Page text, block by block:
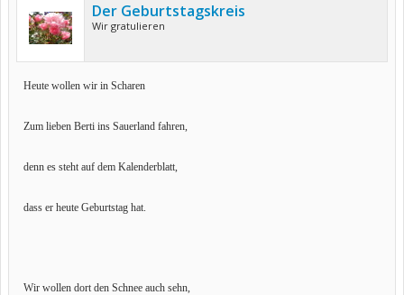
Der Geburtstagskreis
Wir gratulieren
Heute wollen wir in Scharen
Zum lieben Berti ins Sauerland fahren,
denn es steht auf dem Kalenderblatt,
dass er heute Geburtstag hat.
Wir wollen dort den Schnee auch sehn,